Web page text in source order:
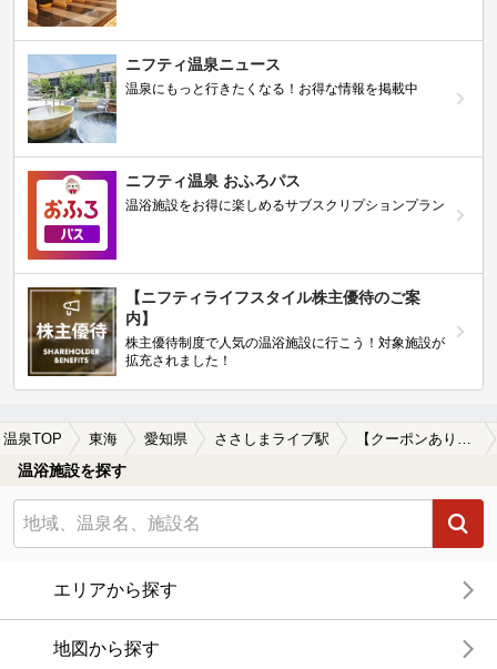
ニフティ温泉ニュース
温泉にもっと行きたくなる！お得な情報を掲載中
ニフティ温泉 おふろパス
温浴施設をお得に楽しめるサブスクリプションプラン
【ニフティライフスタイル株主優待のご案
内】
株主優待制度で人気の温浴施設に行こう！対象施設が
拡充されました！
温泉TOP 東海 愛知県 ささしまライブ駅 【クーポンあり】美肌の湯が楽しめるささしまライブ駅近くの温泉、日帰り温泉、スーパー銭湯おすすめ
温浴施設を探す
エリアから探す
地図から探す